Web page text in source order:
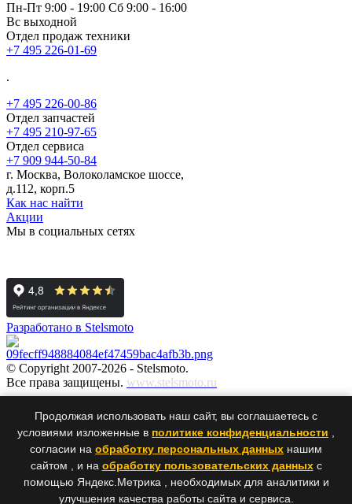
Пн-Пт 9:00 - 19:00 Сб 9:00 - 16:00
Вс выходной
Отдел продаж техники
+7 495 226-01-69
.
+7 495 226-00-86
Отдел запчастей
+7 495 210-97-65
Отдел сервиса
+7 909 944-50-84
г. Москва, Волоколамское шоссе,
д.112, корп.5
Как нас найти
Акции
Мы в социальных сетях
Разработано в Stelsmoto
© Copyright 2007-2026 - Stelsmoto.
Все права защищены. www.stelsmoto.ru
Информация, размещенная на сайте, не является публичной
офертой
Продолжая использовать наш сайт, вы соглашаетесь с
условиями изложенные в политике конфиденциальности
согласии на обработку персональных данных нашим
сайтом , и на обработку пользовательских данныхс
помощью Яндекс.Метрика , необходимых для аналитики и
улучшения качества работы сайта и сервиса.